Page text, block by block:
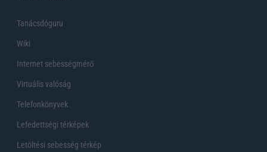
Tanácsdóguru
Wiki
Internet sebességmérő
Virtuális valóság
Telefonkönyvek
Lefedettségi térképek
Letöltési sebesség térkép